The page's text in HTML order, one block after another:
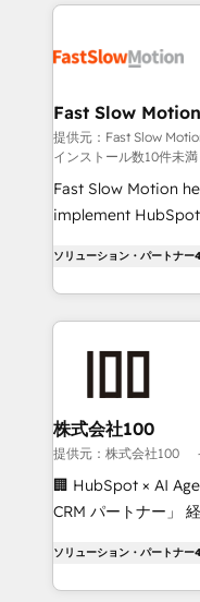
digitaweb.com
design, implement,
services include: - Choosing the right HubSpot
package for your business - Full CRM,
Sales Hub implementations -
and reporting - Workflow automation and data
clean-up - Sales enablement and team training -
Leeds and London,
UK who are ready
engine it’s meant to
Fast Slow
Salesforce
提供元：Fast Slow
インストール数10件未満
Fast Slow Motion
implement
Highly certified in
bring deep
integrations, and
combines strong
business
scaled businesses
understanding of
as their systems,
range of industries,
B2B services,
ソリューション・パートナー
株式会社100
提供元：株式会社100
🏢 HubSpot × AI
CRM パートナー」 経営課題と現場業務をつなぐAIネイ
力で顧客フロント業務を再
をする会社か？
ソリューション・パートナー